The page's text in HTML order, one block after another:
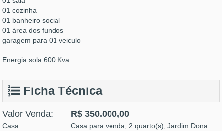
01 cozinha
01 banheiro social
01 área dos fundos
garagem para 01 veiculo
Energia sola 600 Kva
Ficha Técnica
Valor Venda: R$ 350.000,00
Casa:
Casa para venda, 2 quarto(s), Jardim Dona